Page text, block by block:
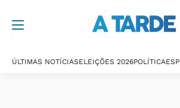
ÚLTIMAS NOTÍCIASELEIÇÕES 2026POLÍTICA